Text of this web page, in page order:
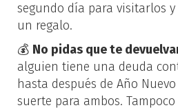
segundo día para visitarlos
un regalo.
💰 No pidas que te
alguien tiene una deuda
hasta después de Año
suerte para ambos.